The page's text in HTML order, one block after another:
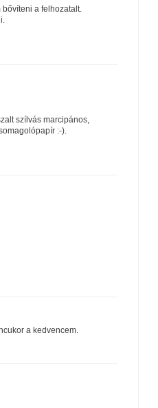
bővíteni a felhozatalt.
szílvás marcipános,
:-).
a kedvencem.